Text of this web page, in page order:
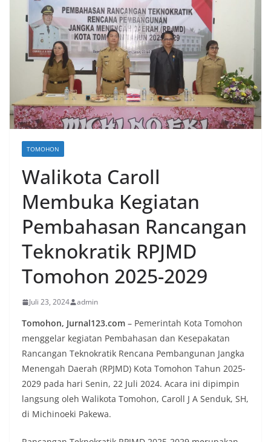
TOMOHON
Walikota Caroll
Membuka Kegiatan
Pembahasan Rancangan
Teknokratik RPJMD
Tomohon 2025-2029
Juli 23, 2024 admin
Tomohon, Jurnal123.com – Pemerintah Kota Tomohon
menggelar kegiatan Pembahasan dan Kesepakatan
Rancangan Teknokratik Rencana Pembangunan Jangka
Menengah Daerah (RPJMD) Kota Tomohon Tahun 2025-
2029 pada hari Senin, 22 Juli 2024. Acara ini dipimpin
langsung oleh Walikota Tomohon, Caroll J A Senduk, SH,
di Michinoeki Pakewa.